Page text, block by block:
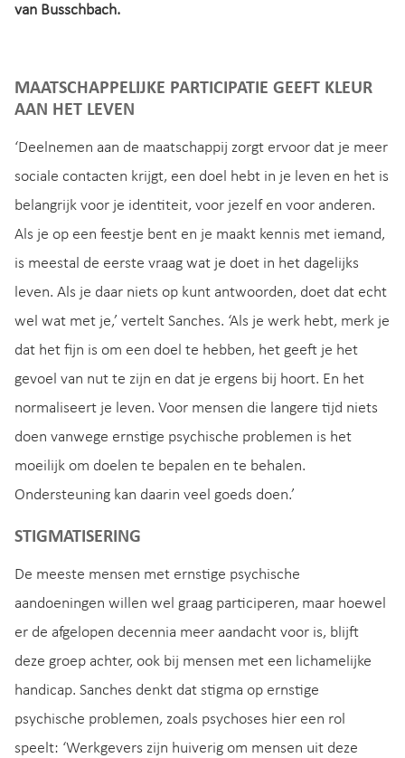
van Busschbach.
MAATSCHAPPELIJKE PARTICIPATIE GEEFT KLEUR
AAN HET LEVEN
‘Deelnemen aan de maatschappij zorgt ervoor dat je meer
sociale contacten krijgt, een doel hebt in je leven en het is
belangrijk voor je identiteit, voor jezelf en voor anderen.
Als je op een feestje bent en je maakt kennis met iemand,
is meestal de eerste vraag wat je doet in het dagelijks
leven. Als je daar niets op kunt antwoorden, doet dat echt
wel wat met je,’ vertelt Sanches. ‘Als je werk hebt, merk je
dat het fijn is om een doel te hebben, het geeft je het
gevoel van nut te zijn en dat je ergens bij hoort. En het
normaliseert je leven. Voor mensen die langere tijd niets
doen vanwege ernstige psychische problemen is het
moeilijk om doelen te bepalen en te behalen.
Ondersteuning kan daarin veel goeds doen.’
STIGMATISERING
De meeste mensen met ernstige psychische
aandoeningen willen wel graag participeren, maar hoewel
er de afgelopen decennia meer aandacht voor is, blijft
deze groep achter, ook bij mensen met een lichamelijke
handicap. Sanches denkt dat stigma op ernstige
psychische problemen, zoals psychoses hier een rol
speelt: ‘Werkgevers zijn huiverig om mensen uit deze